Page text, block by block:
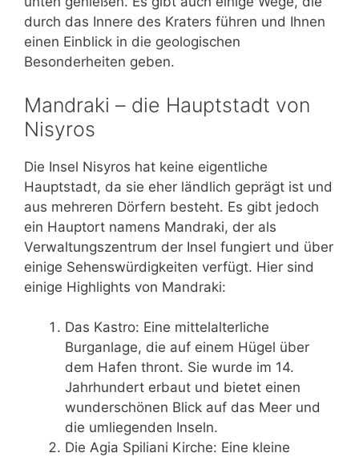
durch das Innere des Kraters führen und Ihnen
einen Einblick in die geologischen
Besonderheiten geben.
Mandraki – die Hauptstadt von
Nisyros
Die Insel Nisyros hat keine eigentliche
Hauptstadt, da sie eher ländlich geprägt ist und
aus mehreren Dörfern besteht. Es gibt jedoch
ein Hauptort namens Mandraki, der als
Verwaltungszentrum der Insel fungiert und über
einige Sehenswürdigkeiten verfügt. Hier sind
einige Highlights von Mandraki:
Das Kastro: Eine mittelalterliche
Burganlage, die auf einem Hügel über
dem Hafen thront. Sie wurde im 14.
Jahrhundert erbaut und bietet einen
wunderschönen Blick auf das Meer und
die umliegenden Inseln.
Die Agia Spiliani Kirche: Eine kleine